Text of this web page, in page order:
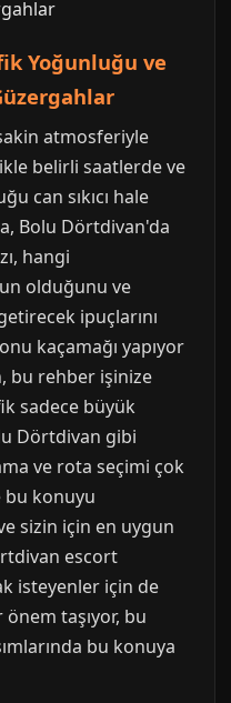
Yoğunluğu ve
atmosferiyle
belirli saatlerde ve
can sıkıcı hale
Bolu Dörtdivan'da
hangi
olduğunu ve
ipuçlarını
kaçamağı yapıyor
bu rehber işinize
sadece büyük
Dörtdivan gibi
ve rota seçimi çok
bu konuyu
sizin için en uygun
escort
isteyenler için de
taşıyor, bu
bu konuya